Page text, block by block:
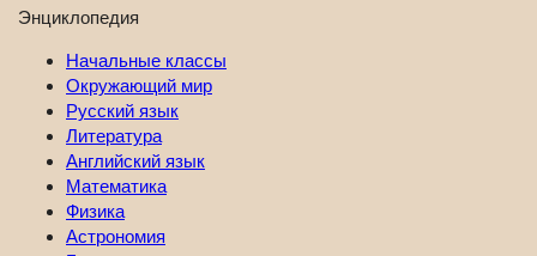
Энциклопедия
Начальные классы
Окружающий мир
Русский язык
Литература
Английский язык
Математика
Физика
Астрономия